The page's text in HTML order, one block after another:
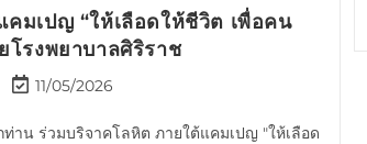
มเปญ “ให้เลือดให้ชีวิต เพื่อคน
โรงพยาบาลศิริราช
11/05/2026
าน ร่วมบริจาคโลหิต ภายใต้แคมเปญ "ให้เลือด